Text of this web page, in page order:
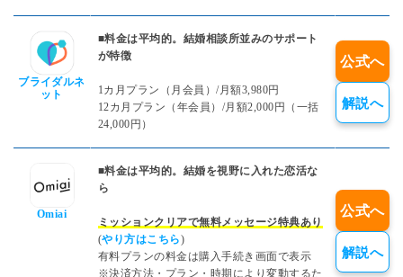
ブライダルネ
ット
■料金は平均的。結婚相談所並みのサポート
が特徴
1カ月プラン（月会員）/月額3,980円
12カ月プラン（年会員）/月額2,000円（一括
24,000円）
公式へ
解説へ
Omiai
■料金は平均的。結婚を視野に入れた恋活な
ら
ミッションクリアで無料メッセージ特典あり
(やり方はこちら)
有料プランの料金は購入手続き画面で表示
※決済方法・プラン・時期により変動するた
公式へ
解説へ